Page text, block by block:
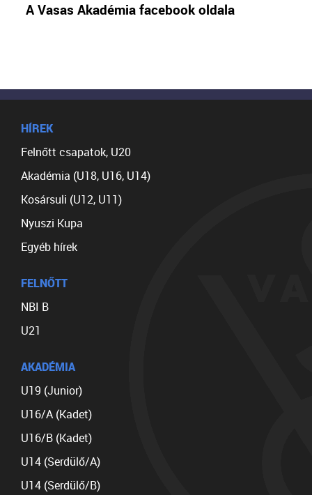
A Vasas Akadémia facebook oldala
HÍREK
Felnőtt csapatok, U20
Akadémia (U18, U16, U14)
Kosársuli (U12, U11)
Nyuszi Kupa
Egyéb hírek
FELNŐTT
NBI B
U21
AKADÉMIA
U19 (Junior)
U16/A (Kadet)
U16/B (Kadet)
U14 (Serdülő/A)
U14 (Serdülő/B)